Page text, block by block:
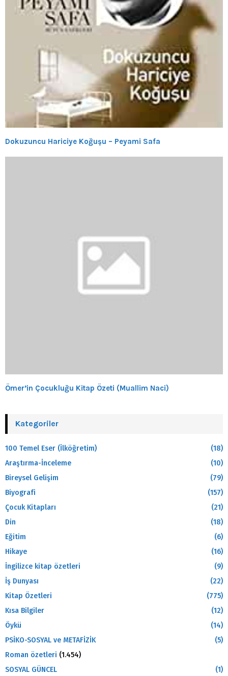
Dokuzuncu Hariciye Koğuşu – Peyami Safa
Ömer’in Çocukluğu Kitap Özeti (Muallim Naci)
Kategoriler
100 Temel Eser (İlköğretim)
(18)
Araştırma-İnceleme
(10)
Bireysel Gelişim
(79)
Biyografi
(157)
Çocuk Kitapları
(21)
Din
(18)
Eğitim
(6)
Hikaye
(16)
İngilizce kitap özetleri
(9)
İş Dunyası
(22)
Kitap Özetleri
(775)
Kısa Bilgiler
(12)
Öykü
(14)
PSİKO-SOSYAL ve METAFİZİK
(5)
Roman özetleri (1.454)
SOSYAL GÜNCEL
(1)